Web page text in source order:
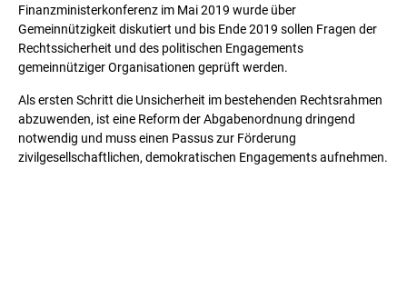
Finanzministerkonferenz im Mai 2019 wurde über
Gemeinnützigkeit diskutiert und bis Ende 2019 sollen Fragen der
Rechtssicherheit und des politischen Engagements
gemeinnütziger Organisationen geprüft werden.
Als ersten Schritt die Unsicherheit im bestehenden Rechtsrahmen
abzuwenden, ist eine Reform der Abgabenordnung dringend
notwendig und muss einen Passus zur Förderung
zivilgesellschaftlichen, demokratischen Engagements aufnehmen.